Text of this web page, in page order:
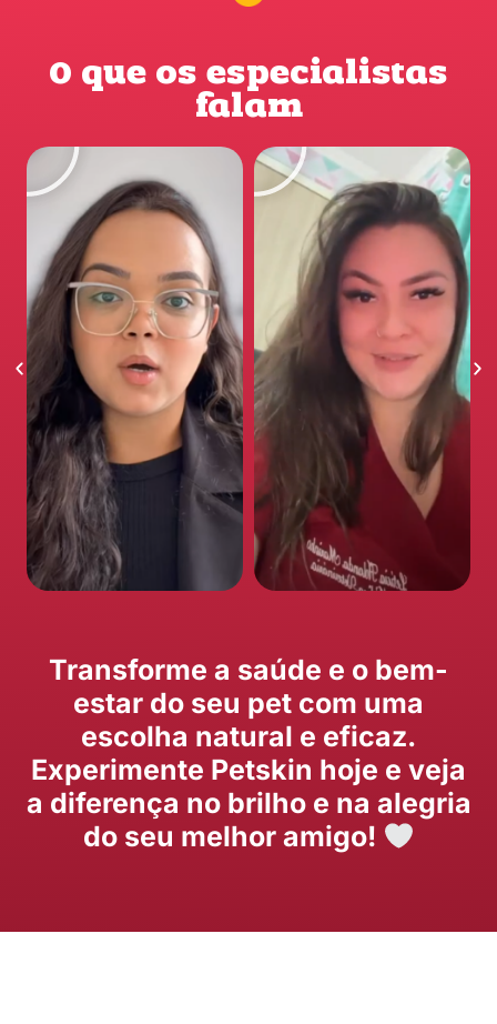
O que os especialistas
falam
Transforme a saúde e o bem-
estar do seu pet com uma
escolha natural e eficaz.
Experimente Petskin hoje e veja
a diferença no brilho e na alegria
do seu melhor amigo!